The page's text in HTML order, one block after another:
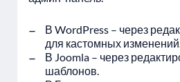
В WordPress – через
для кастомных
В Joomla – через
шаблонов.